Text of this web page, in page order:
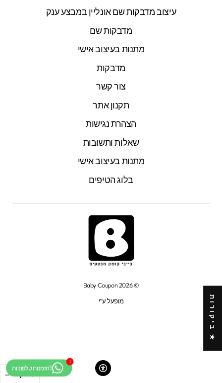
+
עיצוב מדבקות שם אונליין במבצע ענק
מדבקות שם
מתנות בעיצוב אישי
מדבקות
צור קשר
תקנון אתר
הצהרת נגישות
שאלות ותשובות
מתנות בעיצוב אישי
בלוג הטיפים
© 2026 Baby Coupon
מופעל ע"י
★ ביקורות